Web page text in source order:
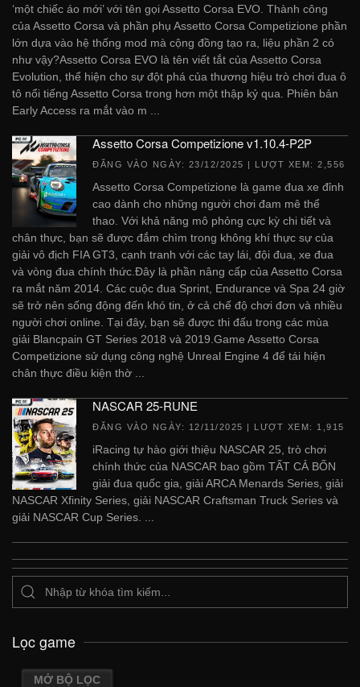
‘một chiếc áo mới’ với tên gọi Assetto Corsa EVO. Thành công
của Assetto Corsa và phần phụ Assetto Corsa Competizione phần
lớn dựa vào hệ thống mod mà cộng đồng tạo ra, liệu phần 2 có
như vậy?Assetto Corsa EVO là tên viết tắt của Assetto Corsa
Evolution, thể hiện cho sự đột phá của thương hiệu trò chơi đua ô
tô nổi tiếng Assetto Corsa trong hơn một thập kỷ qua. Phiên bản
Early Access ra mắt vào m ...
Assetto Corsa Competizione v1.10.4-P2P
ĐĂNG VÀO NGÀY: 23/12/2025 | LƯỢT XEM: 2,556
Assetto Corsa Competizione là game đua xe đỉnh
cao dành cho những người chơi đam mê thể
thao. Với khả năng mô phỏng cực kỳ chi tiết và
chân thực, bạn sẽ được đắm chìm trong không khí thực sự của
giải vô địch FIA GT3, cạnh tranh với các tay lái, đội đua, xe đua
và vòng đua chính thức.Đây là phần nâng cấp của Assetto Corsa
ra mắt năm 2014. Các cuộc đua Sprint, Endurance và Spa 24 giờ
sẽ trở nên sống động đến khó tin, ở cả chế độ chơi đơn và nhiều
người chơi online. Tại đây, bạn sẽ được thi đấu trong các mùa
giải Blancpain GT Series 2018 và 2019.Game Assetto Corsa
Competizione sử dụng công nghệ Unreal Engine 4 để tái hiện
chân thực điều kiện thờ ...
NASCAR 25-RUNE
ĐĂNG VÀO NGÀY: 12/11/2025 | LƯỢT XEM: 1,915
iRacing tự hào giới thiệu NASCAR 25, trò chơi
chính thức của NASCAR bao gồm TẤT CẢ BỐN
giải đua quốc gia, giải ARCA Menards Series, giải
NASCAR Xfinity Series, giải NASCAR Craftsman Truck Series và
giải NASCAR Cup Series. ...
Lọc game
MỞ BỘ LỌC